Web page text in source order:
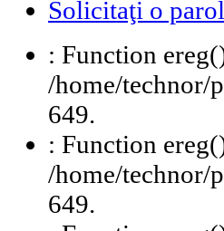
Solicitaţi o
: Function
/home/technor/
649.
: Function
/home/technor/
649.